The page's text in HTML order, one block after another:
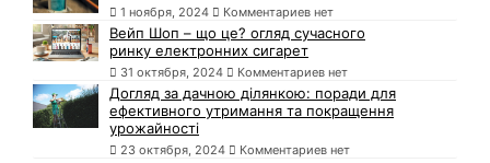
1 ноября, 2024 Комментариев нет
Вейп Шоп – що це? огляд сучасного
ринку електронних сигарет
31 октября, 2024 Комментариев нет
Догляд за дачною ділянкою: поради для
ефективного утримання та покращення
урожайності
23 октября, 2024 Комментариев нет